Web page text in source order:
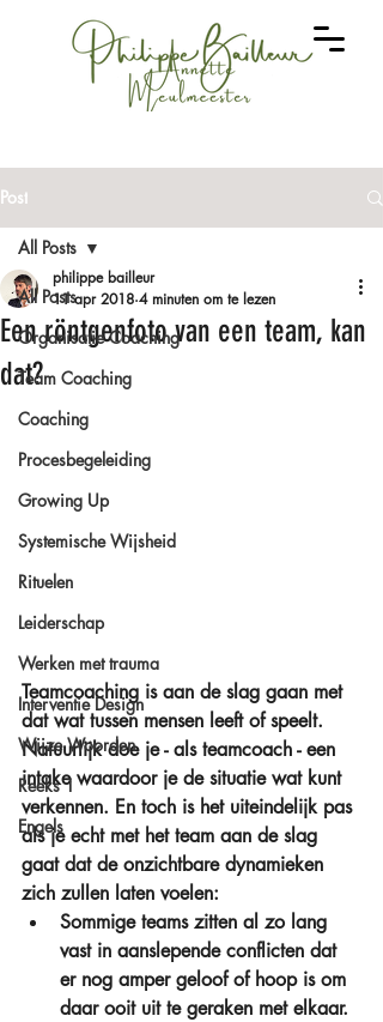
Post
All Posts
Organisatie Coaching
Team Coaching
Coaching
Procesbegeleiding
Growing Up
Systemische Wijsheid
Rituelen
Leiderschap
Werken met trauma
Interventie Design
Wijze Woorden
Reeks 1
Engels
All Posts
Een röntgenfoto van een team, kan
dat?
philippe bailleur
11 apr 2018 4 minuten om te lezen
Teamcoaching is aan de slag gaan met
dat wat tussen mensen leeft of speelt.
Natuurlijk doe je - als teamcoach - een
intake waardoor je de situatie wat kunt
verkennen. En toch is het uiteindelijk pas
als je echt met het team aan de slag
gaat dat de onzichtbare dynamieken
zich zullen laten voelen:
Sommige teams zitten al zo lang
vast in aanslepende conflicten dat
er nog amper geloof of hoop is om
daar ooit uit te geraken met elkaar.